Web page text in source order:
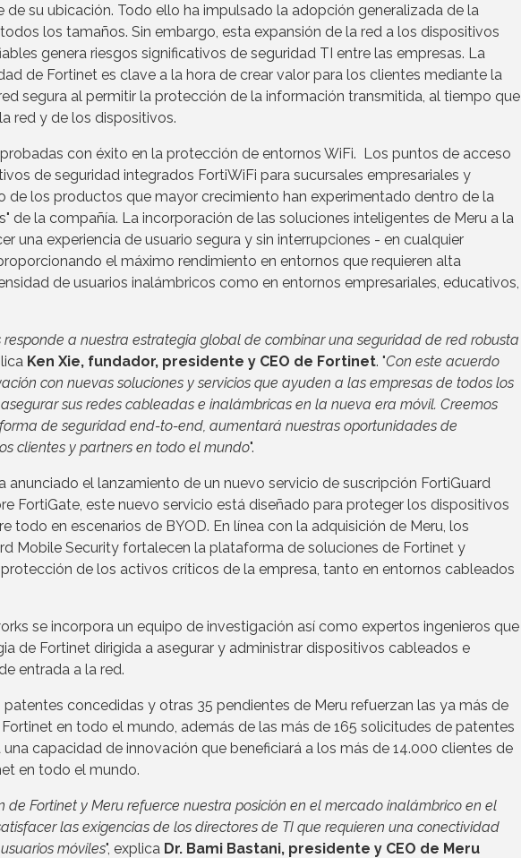
de su ubicación. Todo ello ha impulsado la adopción generalizada de la
los tamaños. Sin embargo, esta expansión de la red a los dispositivos
genera riesgos significativos de seguridad TI entre las empresas. La
de Fortinet es clave a la hora de crear valor para los clientes mediante la
segura al permitir la protección de la información transmitida, al tiempo que
red y de los dispositivos.
con éxito en la protección de entornos WiFi. Los puntos de acceso
de seguridad integrados FortiWiFi para sucursales empresariales y
de los productos que mayor crecimiento han experimentado dentro de la
de la compañía. La incorporación de las soluciones inteligentes de Meru a la
una experiencia de usuario segura y sin interrupciones - en cualquier
el máximo rendimiento en entornos que requieren alta
de usuarios inalámbricos como en entornos empresariales, educativos,
a nuestra estrategia global de combinar una seguridad de red robusta
Ken Xie, fundador, presidente y CEO de Fortinet. "Con este acuerdo
con nuevas soluciones y servicios que ayuden a las empresas de todos los
sus redes cableadas e inalámbricas en la nueva era móvil. Creemos
de seguridad end-to-end, aumentará nuestras oportunidades de
clientes y partners en todo el mundo".
anunciado el lanzamiento de un nuevo servicio de suscripción FortiGuard
FortiGate, este nuevo servicio está diseñado para proteger los dispositivos
todo en escenarios de BYOD. En línea con la adquisición de Meru, los
Mobile Security fortalecen la plataforma de soluciones de Fortinet y
de los activos críticos de la empresa, tanto en entornos cableados
se incorpora un equipo de investigación así como expertos ingenieros que
de Fortinet dirigida a asegurar y administrar dispositivos cableados e
entrada a la red.
concedidas y otras 35 pendientes de Meru refuerzan las ya más de
en todo el mundo, además de las más de 165 solicitudes de patentes
capacidad de innovación que beneficiará a los más de 14.000 clientes de
en todo el mundo.
Fortinet y Meru refuerce nuestra posición en el mercado inalámbrico en el
las exigencias de los directores de TI que requieren una conectividad
móviles", explica Dr. Bami Bastani, presidente y CEO de Meru